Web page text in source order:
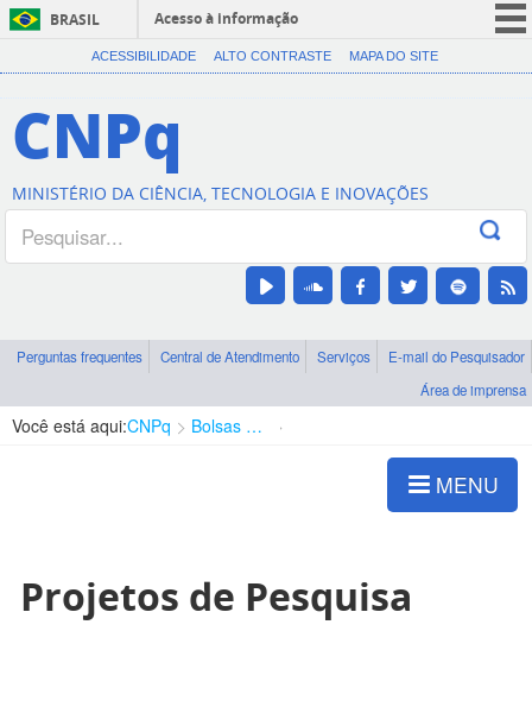
BRASIL
Acesso à informação
CORONAVÍRUS (COVID-19)
Canais
ACESSIBILIDADE ALTO CONTRASTE MAPA DO SITE
CNPq
MINISTÉRIO DA CIÊNCIA, TECNOLOGIA E INOVAÇÕES
Perguntas frequentes Central de Atendimento Serviços
E-mail do Pesquisador
Área de imprensa
Você está aqui:CNPq Bolsas e Auxílios Vigentes
MENU
Projetos de Pesquisa